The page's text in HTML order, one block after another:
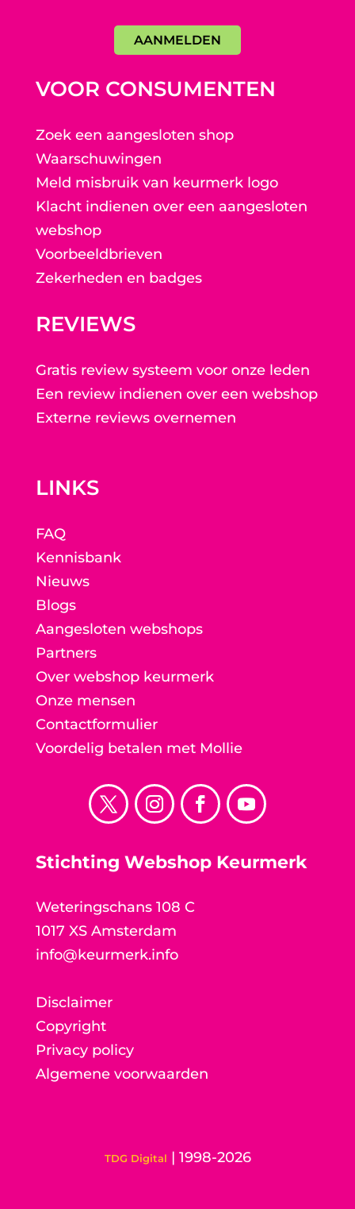
AANMELDEN
VOOR CONSUMENTEN
Zoek een aangesloten shop
Waarschuwingen
Meld misbruik van keurmerk logo
Klacht indienen over een aangesloten
webshop
Voorbeeldbrieven
Zekerheden en badges
REVIEWS
Gratis review systeem voor onze leden
Een review indienen over een webshop
Externe reviews overnemen
LINKS
FAQ
Kennisbank
Nieuws
Blogs
Aangesloten webshops
Partners
Over webshop keurmerk
Onze mensen
Contactformulier
Voordelig betalen met Mollie
Stichting Webshop Keurmerk
Weteringschans 108 C
1017 XS Amsterdam
info@keurmerk.info
Disclaimer
Copyright
Privacy policy
Algemene voorwaarden
TDG Digital | 1998-2026